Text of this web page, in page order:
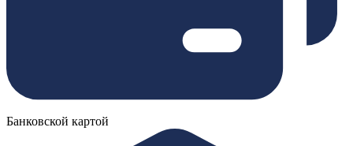
Банковской картой